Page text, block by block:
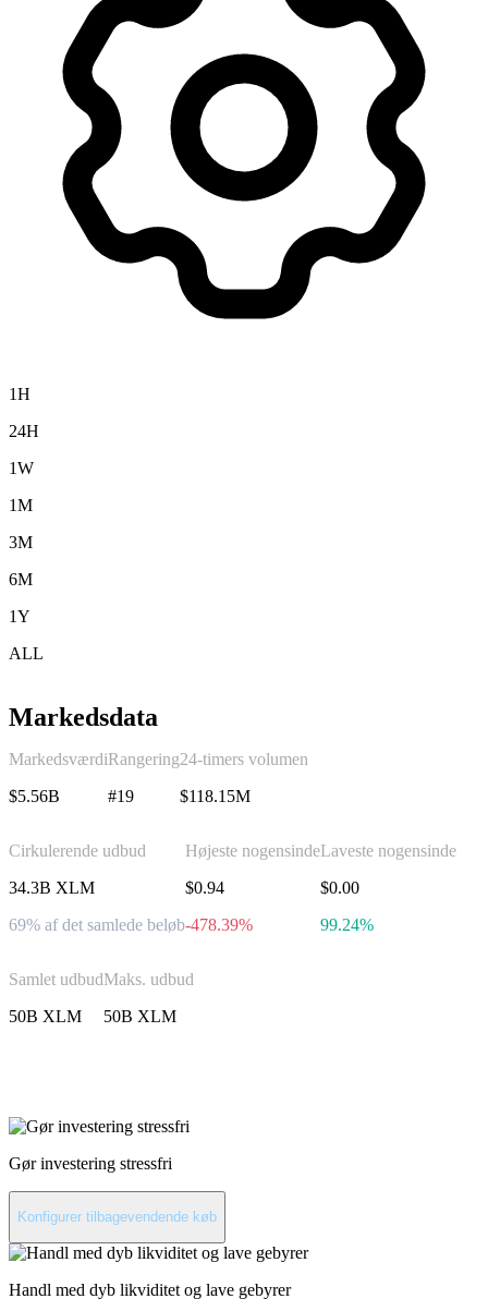
1H
24H
1W
1M
3M
6M
1Y
ALL
Markedsdata
Markedsværdi
$5.56B
Rangering
#19
24-timers volumen
$118.15M
Cirkulerende udbud
34.3B XLM
69% af det samlede beløb
Højeste nogensinde
$0.94
-478.39%
Laveste nogensinde
$0.00
99.24%
Samlet udbud
50B XLM
Maks. udbud
50B XLM
Gør investering stressfri
Konfigurer tilbagevendende køb
Handl med dyb likviditet og lave gebyrer